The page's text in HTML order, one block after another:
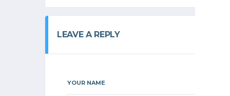
LEAVE A REPLY
YOUR NAME